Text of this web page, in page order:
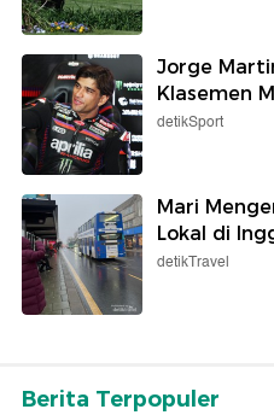
Jorge
Klasemen
detikSport
Mari
Lokal di
detikTravel
Berita Terpopuler